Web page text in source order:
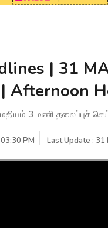
| 31
Afternoon
3 மணி தலைப்புச்
PM Last Update : 31